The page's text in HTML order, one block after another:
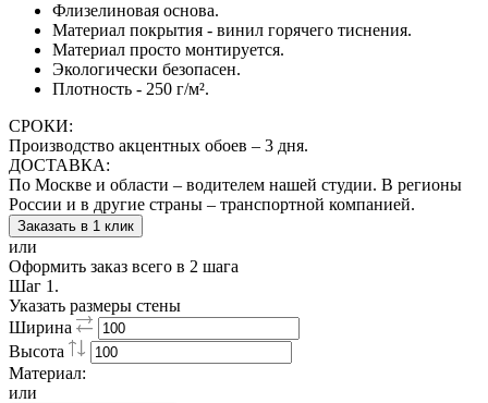
Флизелиновая основа.
Материал покрытия - винил горячего тиснения.
Материал просто монтируется.
Экологически безопасен.
Плотность - 250 г/м².
СРОКИ:
Производство акцентных обоев – 3 дня.
ДОСТАВКА:
По Москве и области – водителем нашей студии. В регионы
России и в другие страны – транспортной компанией.
Заказать в 1 клик
или
Оформить заказ всего в 2 шага
Шаг 1.
Указать размеры стены
Ширина
Высота
Материал:
или